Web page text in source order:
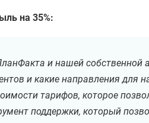
на 35%:
и нашей собственной
и какие направления
тарифов, которое
поддержки, который